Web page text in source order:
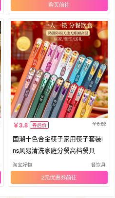
购买
3.8 券后价 6.82
国潮十色合金筷子家用筷子套装i
ns风易清洗家庭分餐高档餐具
淘宝好物 餐饮具
2元优惠券